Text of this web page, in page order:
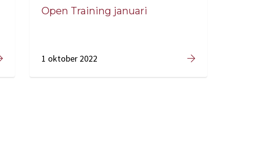
Open Training januari
1 oktober 2022